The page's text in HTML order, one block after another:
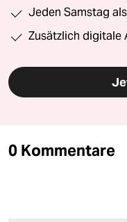
Jeden Samstag
Zusätzlich digitale
0 Kommentare